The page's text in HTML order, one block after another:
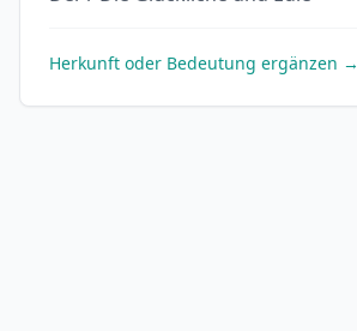
Herkunft oder Bedeutung ergänzen →